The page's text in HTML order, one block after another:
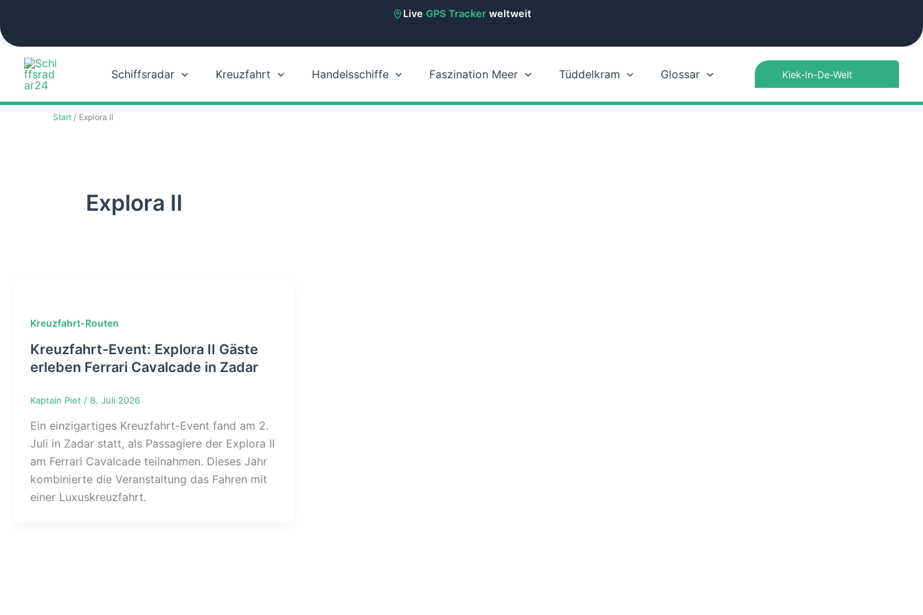
Live GPS Trackerweltweit
Zum
springen
Schiffsradar Kreuzfahrt Handelsschiffe Faszination Meer Tüddelkram Glossar
Start Explora II
Explora II
Kreuzfahrt-Routen
Kreuzfahrt-Event: Explora II Gäste
erleben Ferrari Cavalcade in Zadar
Kaptain Piet / 8. Juli 2026
Ein einzigartiges Kreuzfahrt-Event fand am 2.
Juli in Zadar statt, als Passagiere der Explora II
am Ferrari Cavalcade teilnahmen. Dieses Jahr
kombinierte die Veranstaltung das Fahren mit
einer Luxuskreuzfahrt.